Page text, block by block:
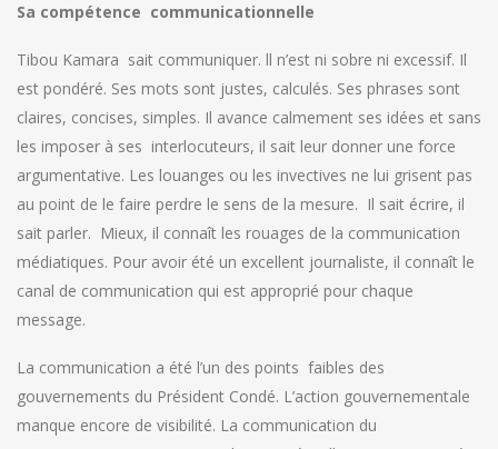
Sa compétence communicationnelle
Tibou Kamara sait communiquer. ll n’est ni sobre ni excessif. Il
est pondéré. Ses mots sont justes, calculés. Ses phrases sont
claires, concises, simples. Il avance calmement ses idées et sans
les imposer à ses interlocuteurs, il sait leur donner une force
argumentative. Les louanges ou les invectives ne lui grisent pas
au point de le faire perdre le sens de la mesure. Il sait écrire, il
sait parler. Mieux, il connaît les rouages de la communication
médiatiques. Pour avoir été un excellent journaliste, il connaît le
canal de communication qui est approprié pour chaque
message.
La communication a été l’un des points faibles des
gouvernements du Président Condé. L’action gouvernementale
manque encore de visibilité. La communication du